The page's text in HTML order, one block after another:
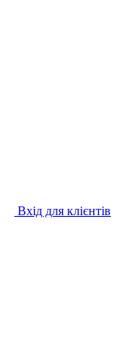
Вхід для клієнтів